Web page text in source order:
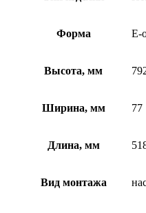
Форма Е-
Высота, мм
Ширина, мм 77
Длина, мм
Вид монтажа